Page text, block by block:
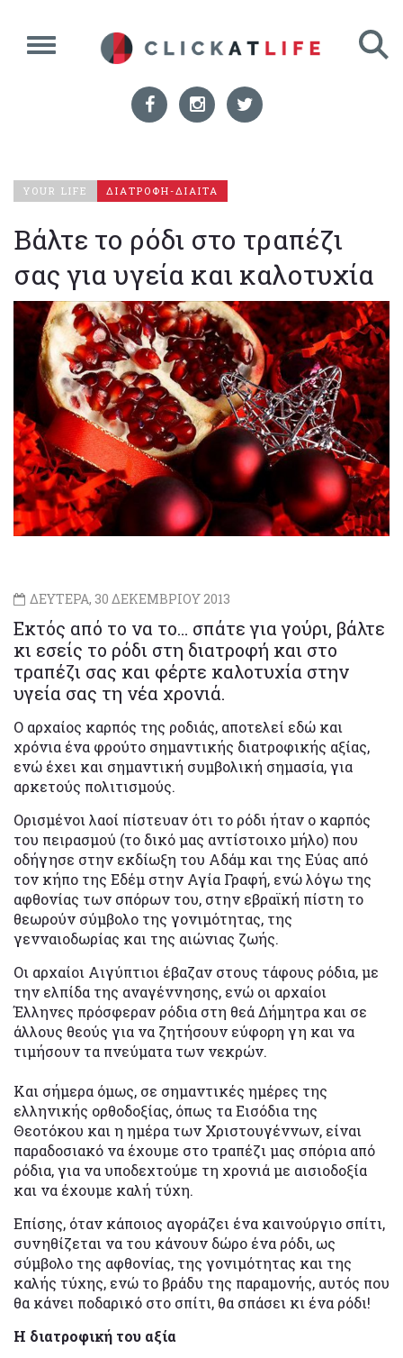
YOUR LIFE ΔΙΑΤΡΟΦΗ-ΔΙΑΙΤΑ
Βάλτε το ρόδι στο τραπέζι
σας για υγεία και καλοτυχία
ΔΕΥΤΕΡΑ, 30 ΔΕΚΕΜΒΡΙΟΥ 2013
Εκτός από το να το… σπάτε για γούρι, βάλτε
κι εσείς το ρόδι στη διατροφή και στο
τραπέζι σας και φέρτε καλοτυχία στην
υγεία σας τη νέα χρονιά.
Ο αρχαίος καρπός της ροδιάς, αποτελεί εδώ και
χρόνια ένα φρούτο σημαντικής διατροφικής αξίας,
ενώ έχει και σημαντική συμβολική σημασία, για
αρκετούς πολιτισμούς.
Ορισμένοι λαοί πίστευαν ότι το ρόδι ήταν ο καρπός
του πειρασμού (το δικό μας αντίστοιχο μήλο) που
οδήγησε στην εκδίωξη του Αδάμ και της Εύας από
τον κήπο της Εδέμ στην Αγία Γραφή, ενώ λόγω της
αφθονίας των σπόρων του, στην εβραϊκή πίστη το
θεωρούν σύμβολο της γονιμότητας, της
γενναιοδωρίας και της αιώνιας ζωής.
Οι αρχαίοι Αιγύπτιοι έβαζαν στους τάφους ρόδια, με
την ελπίδα της αναγέννησης, ενώ οι αρχαίοι
Έλληνες πρόσφεραν ρόδια στη θεά Δήμητρα και σε
άλλους θεούς για να ζητήσουν εύφορη γη και να
τιμήσουν τα πνεύματα των νεκρών.
Και σήμερα όμως, σε σημαντικές ημέρες της
ελληνικής ορθοδοξίας, όπως τα Εισόδια της
Θεοτόκου και η ημέρα των Χριστουγέννων, είναι
παραδοσιακό να έχουμε στο τραπέζι μας σπόρια από
ρόδια, για να υποδεχτούμε τη χρονιά με αισιοδοξία
και να έχουμε καλή τύχη.
Επίσης, όταν κάποιος αγοράζει ένα καινούργιο σπίτι,
συνηθίζεται να του κάνουν δώρο ένα ρόδι, ως
σύμβολο της αφθονίας, της γονιμότητας και της
καλής τύχης, ενώ το βράδυ της παραμονής, αυτός που
θα κάνει ποδαρικό στο σπίτι, θα σπάσει κι ένα ρόδι!
Η διατροφική του αξία